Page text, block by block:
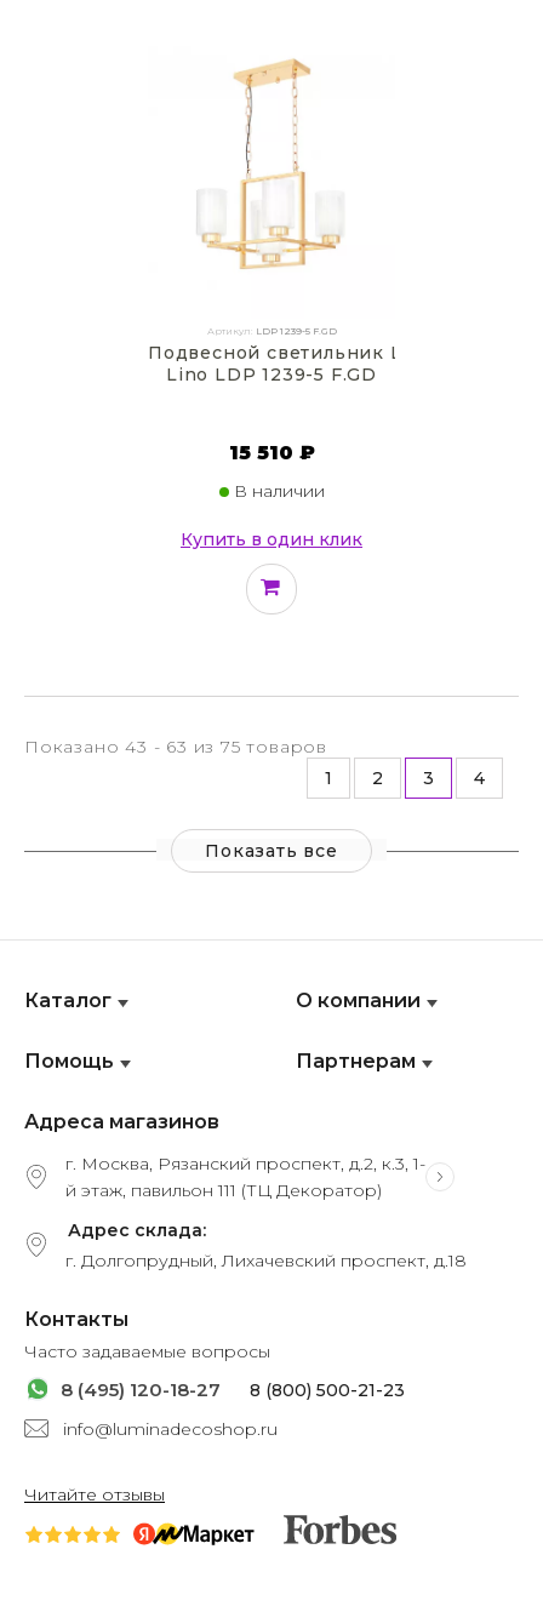
Артикул: LDP 1239-5 F.GD
Подвесной светильник Lumina Deco
Lino LDP 1239-5 F.GD
15 510 ₽
В наличии
Купить в один клик
Показано 43 - 63 из 75 товаров
1
2 3 4
Показать все
Каталог
Помощь
О компании
Партнерам
Адреса магазинов
г. Москва, Рязанский проспект, д.2, к.3, 1-
й этаж, павильон 111 (ТЦ Декоратор)
Адрес склада:
г. Долгопрудный, Лихачевский проспект, д.18
Контакты
Часто задаваемые вопросы
8 (495) 120-18-27
8 (800) 500-21-23
info@luminadecoshop.ru
Читайте отзывы